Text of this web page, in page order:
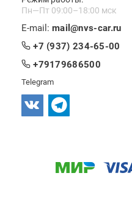
Пн—Пт 09:00–18:00 мск
E-mail: mail@nvs-car.ru
+7 (937) 234-65-00
+79179686500
Telegram